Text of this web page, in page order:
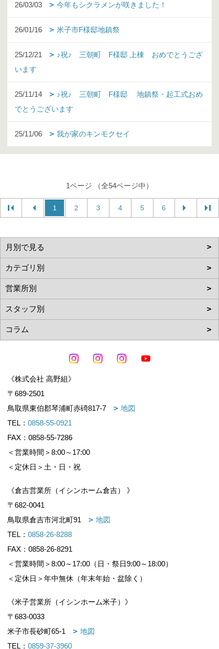
26/03/03 今年もシクラメンが咲きました！
26/01/16 米子市F様邸地鎮祭
25/12/21
♪祝♪ 三朝町 F様邸 上棟 おめでとうござ
います
25/11/14
♪祝♪ 三朝町 F様邸 地鎮祭・起工式おめ
でとうございます
25/11/06 我が家のキンモクセイ
1ページ （全54ページ中）
1 2 3 4 5 6
《株式会社 高野組》
〒689-2501
鳥取県東伯郡琴浦町赤碕817-7
地図
TEL： 0858-55-0921
FAX：0858-55-7286
＜営業時間＞8:00～17:00
＜定休日＞土・日・祝
《倉吉営業所（イシンホーム倉吉） 》
〒682-0041
鳥取県倉吉市河北町91
地図
TEL： 0858-26-8288
FAX：0858-26-8291
＜営業時間＞8:00～17:00（日・祭日9:00～18:00）
＜定休日＞年中無休（年末年始・盆除く）
《米子営業所（イシンホーム米子）》
〒683-0033
米子市長砂町65-1
地図
TEL： 0859-37-3960